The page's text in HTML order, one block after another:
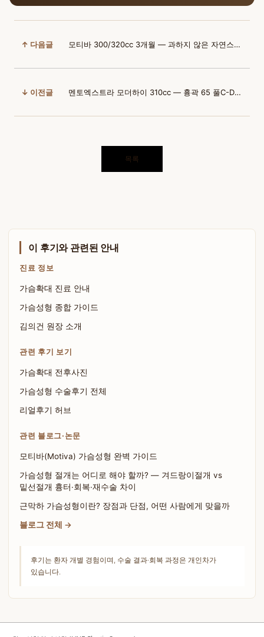
↑ 다음글 모티바 300/320cc 3개월 — 과하지 않은 자연스러움 추구한 결과
↓ 이전글 멘토엑스트라 모더하이 310cc — 흉곽 65 풀C-D 부유방 제거 후기
목록
이 후기와 관련된 안내
진료 정보
가슴확대 진료 안내
가슴성형 종합 가이드
김의건 원장 소개
관련 후기 보기
가슴확대 전후사진
가슴성형 수술후기 전체
리얼후기 허브
관련 블로그·논문
모티바(Motiva) 가슴성형 완벽 가이드
가슴성형 절개는 어디로 해야 할까? — 겨드랑이절개 vs
밑선절개 흉터·회복·재수술 차이
근막하 가슴성형이란? 장점과 단점, 어떤 사람에게 맞을까
블로그 전체 →
후기는 환자 개별 경험이며, 수술 결과·회복 과정은 개인차가
있습니다.